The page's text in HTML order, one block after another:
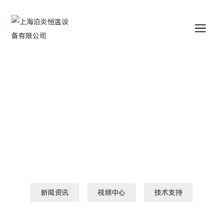
新闻资讯 视频中心 技术支持